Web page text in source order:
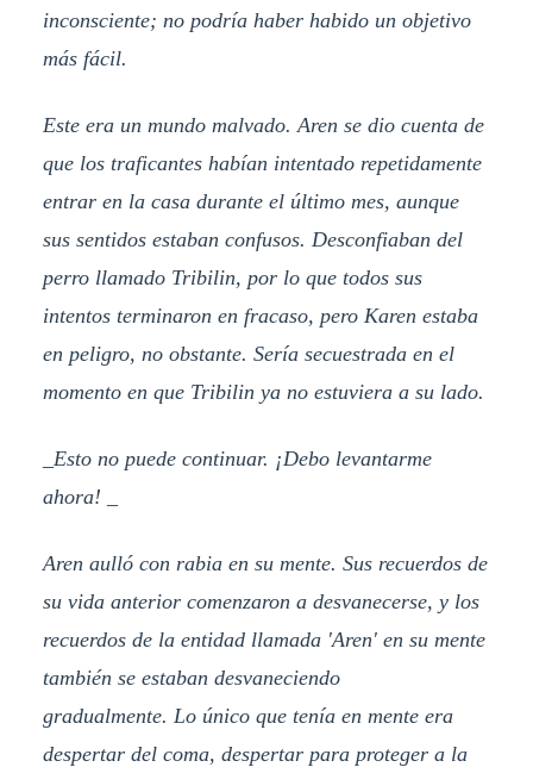
inconsciente; no podría haber habido un objetivo
más fácil.
Este era un mundo malvado. Aren se dio cuenta de
que los traficantes habían intentado repetidamente
entrar en la casa durante el último mes, aunque
sus sentidos estaban confusos. Desconfiaban del
perro llamado Tribilin, por lo que todos sus
intentos terminaron en fracaso, pero Karen estaba
en peligro, no obstante. Sería secuestrada en el
momento en que Tribilin ya no estuviera a su lado.
_Esto no puede continuar. ¡Debo levantarme
ahora! _
Aren aulló con rabia en su mente. Sus recuerdos de
su vida anterior comenzaron a desvanecerse, y los
recuerdos de la entidad llamada 'Aren' en su mente
también se estaban desvaneciendo
gradualmente. Lo único que tenía en mente era
despertar del coma, despertar para proteger a la